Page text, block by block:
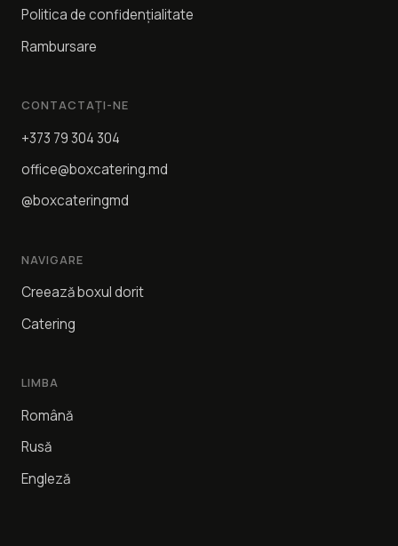
Politica de confidențialitate
Rambursare
CONTACTAȚI-NE
+373 79 304 304
office@boxcatering.md
@boxcateringmd
NAVIGARE
Creează boxul dorit
Catering
LIMBA
Română
Rusă
Engleză